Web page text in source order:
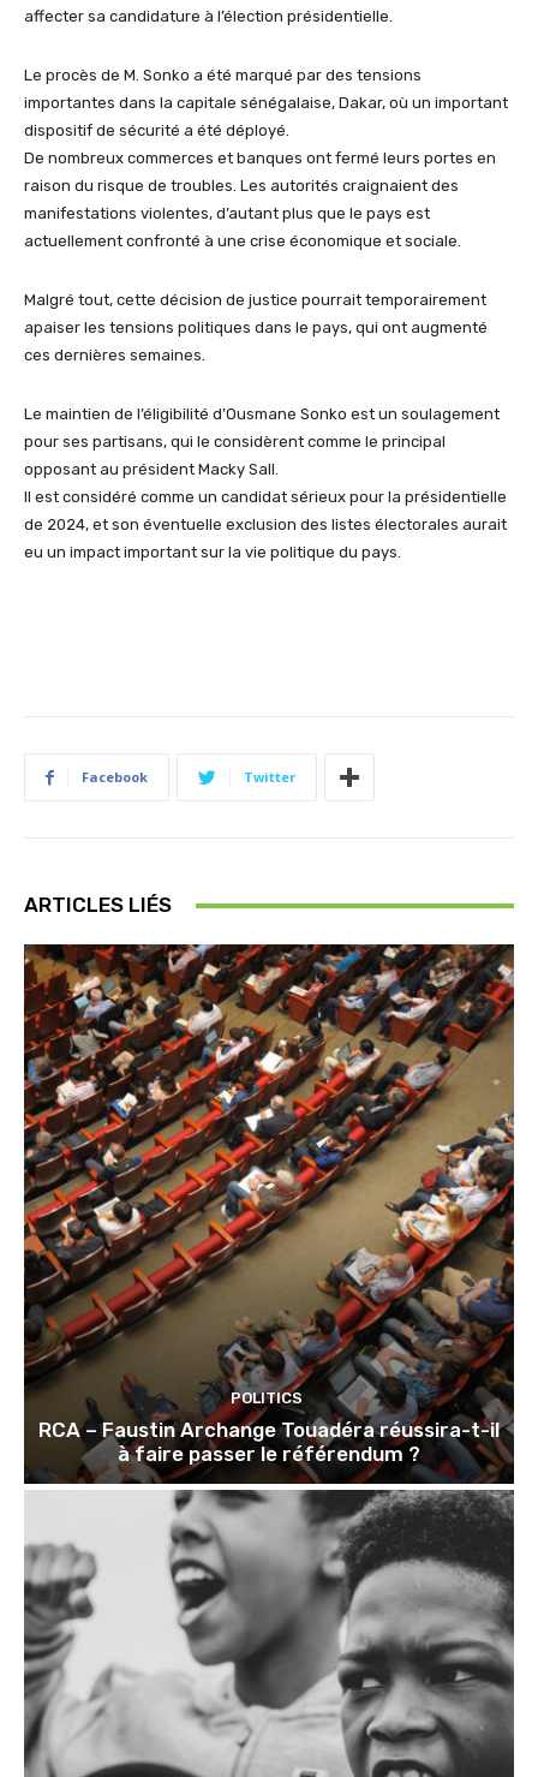
affecter sa candidature à l’élection présidentielle.
Le procès de M. Sonko a été marqué par des tensions
importantes dans la capitale sénégalaise, Dakar, où un important
dispositif de sécurité a été déployé.
De nombreux commerces et banques ont fermé leurs portes en
raison du risque de troubles. Les autorités craignaient des
manifestations violentes, d’autant plus que le pays est
actuellement confronté à une crise économique et sociale.
Malgré tout, cette décision de justice pourrait temporairement
apaiser les tensions politiques dans le pays, qui ont augmenté
ces dernières semaines.
Le maintien de l’éligibilité d’Ousmane Sonko est un soulagement
pour ses partisans, qui le considèrent comme le principal
opposant au président Macky Sall.
Il est considéré comme un candidat sérieux pour la présidentielle
de 2024, et son éventuelle exclusion des listes électorales aurait
eu un impact important sur la vie politique du pays.
Facebook Twitter
ARTICLES LIÉS
POLITICS
RCA – Faustin Archange Touadéra réussira-t-il
à faire passer le référendum ?